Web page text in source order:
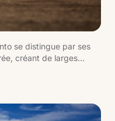
se distingue par ses
créant de larges